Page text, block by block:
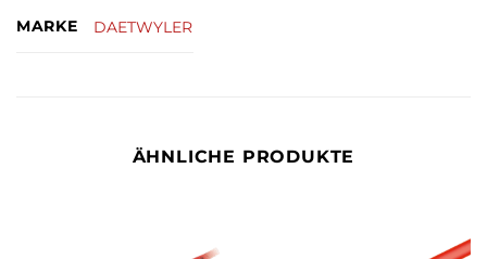
MARKE DAETWYLER
ÄHNLICHE PRODUKTE